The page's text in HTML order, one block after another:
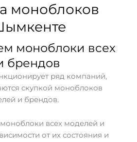
моноблоков
моноблоки всех
брендов
ряд компаний,
скупкой моноблоков
и брендов.
всех моделей и
от их состояния и